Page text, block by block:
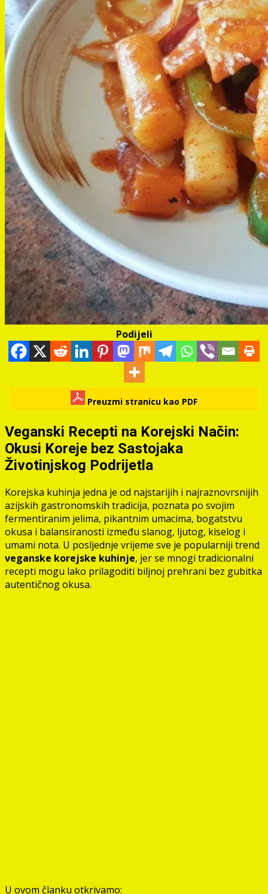
Podijeli
Preuzmi stranicu kao PDF
Veganski Recepti na Korejski Način:
Okusi Koreje bez Sastojaka
Životinjskog Podrijetla
Korejska kuhinja jedna je od najstarijih i najraznovrsnijih
azijskih gastronomskih tradicija, poznata po svojim
fermentiranim jelima, pikantnim umacima, bogatstvu
okusa i balansiranosti između slanog, ljutog, kiselog i
umami nota. U posljednje vrijeme sve je popularniji trend
veganske korejske kuhinje, jer se mnogi tradicionalni
recepti mogu lako prilagoditi biljnoj prehrani bez gubitka
autentičnog okusa.
U ovom članku otkrivamo: